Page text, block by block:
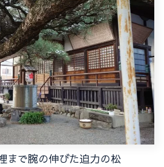
まで腕の伸びた迫力の松